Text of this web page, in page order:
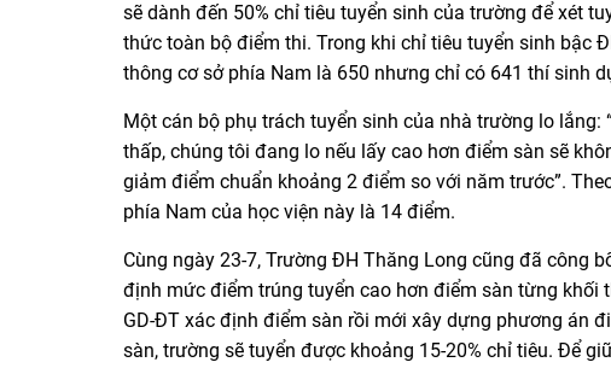
sẽ dành đến 50% chỉ tiêu tuyển sinh của trường để xét
thức toàn bộ điểm thi. Trong khi chỉ tiêu tuyển sinh bậc
thông cơ sở phía Nam là 650 nhưng chỉ có 641 thí sinh
Một cán bộ phụ trách tuyển sinh của nhà trường lo
thấp, chúng tôi đang lo nếu lấy cao hơn điểm sàn sẽ
giảm điểm chuẩn khoảng 2 điểm so với năm trước”.
phía Nam của học viện này là 14 điểm.
Cùng ngày 23-7, Trường ĐH Thăng Long cũng đã công
định mức điểm trúng tuyển cao hơn điểm sàn từng khối
GD-ĐT xác định điểm sàn rồi mới xây dựng phương án
sàn, trường sẽ tuyển được khoảng 15-20% chỉ tiêu. Để